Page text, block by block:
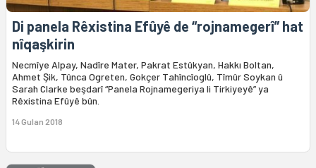
Di panela Rêxistina Efûyê de “rojnamegerî” hat
nîqaşkirin
Necmîye Alpay, Nadîre Mater, Pakrat Estûkyan, Hakkı Boltan,
Ahmet Şik, Tûnca Ogreten, Gokçer Tahîncîoglû, Tîmûr Soykan û
Sarah Clarke beşdarî “Panela Rojnamegeriya li Tirkiyeyê” ya
Rêxistina Efûyê bûn.
14 Gulan 2018